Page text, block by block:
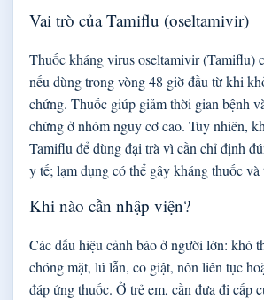
Vai trò của Tamiflu (oseltamivir)
Thuốc kháng virus oseltamivir (Tamiflu)
nếu dùng trong vòng 48 giờ đầu từ khi
chứng. Thuốc giúp giảm thời gian bệnh
chứng ở nhóm nguy cơ cao. Tuy nhiên,
Tamiflu để dùng đại trà vì cần chỉ định
y tế; lạm dụng có thể gây kháng thuốc và
Khi nào cần nhập viện?
Các dấu hiệu cảnh báo ở người lớn: khó
chóng mặt, lú lẫn, co giật, nôn liên tục
đáp ứng thuốc. Ở trẻ em, cần đưa đi cấp